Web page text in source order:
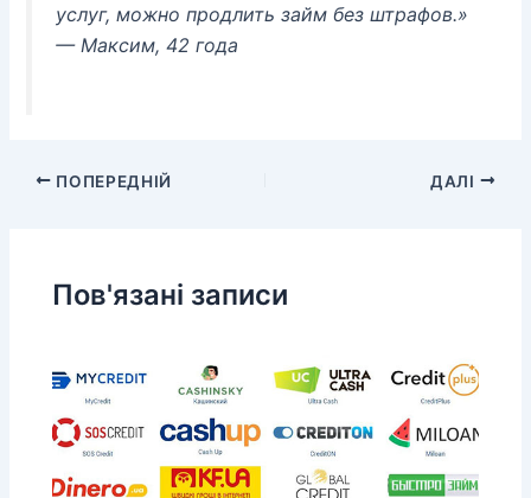
услуг, можно продлить займ без штрафов.»
— Максим, 42 года
ПОПЕРЕДНІЙ ДАЛІ
Пов'язані записи